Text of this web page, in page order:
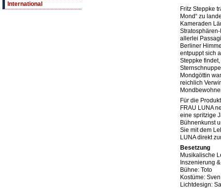
International
Fritz Steppke
Mond“ zu
Kameraden
allerlei
Berliner
entpuppt sich
Steppke
Mondgöttin
reichlich
Für die
FRAU LUNA
eine spritzige
Bühnenkunst
Sie mit dem
LUNA direkt
Besetzung
Musikalische
Inszenierung
Bühne: Toto
Kostüme:
Lichtdesign: